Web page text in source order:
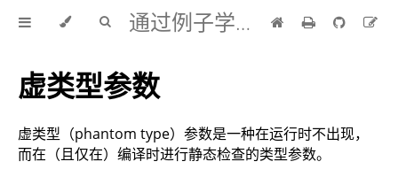
通过例子学 Rust 中文版
虚类型参数
虚类型（phantom type）参数是一种在运行时不出现，
而在（且仅在）编译时进行静态检查的类型参数。